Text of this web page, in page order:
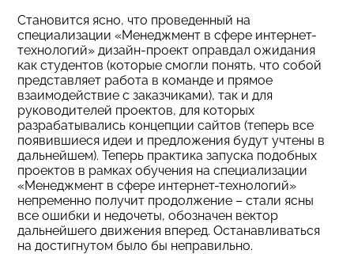
Становится ясно, что проведенный на
специализации «Менеджмент в сфере интернет-
технологий» дизайн-проект оправдал ожидания
как студентов (которые смогли понять, что собой
представляет работа в команде и прямое
взаимодействие с заказчиками), так и для
руководителей проектов, для которых
разрабатывались концепции сайтов (теперь все
появившиеся идеи и предложения будут учтены в
дальнейшем). Теперь практика запуска подобных
проектов в рамках обучения на специализации
«Менеджмент в сфере интернет-технологий»
непременно получит продолжение – стали ясны
все ошибки и недочеты, обозначен вектор
дальнейшего движения вперед. Останавливаться
на достигнутом было бы неправильно.